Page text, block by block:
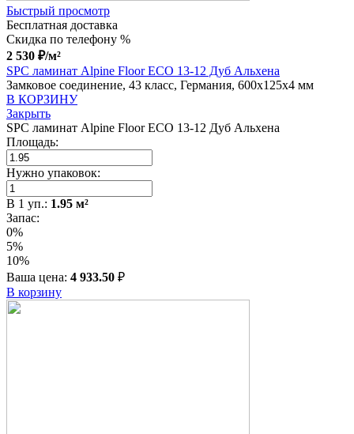
Быстрый просмотр
Бесплатная доставка
Скидка по телефону %
2 530 ₽/м²
SPC ламинат Alpine Floor ECO 13-12 Дуб Альхена
Замковое соединение, 43 класс, Германия, 600x125x4 мм
В КОРЗИНУ
Закрыть
SPC ламинат Alpine Floor ECO 13-12 Дуб Альхена
Площадь:
Нужно упаковок:
В 1 уп.: 1.95 м²
Запас:
0%
5%
10%
Ваша цена: 4 933.50 ₽
В корзину